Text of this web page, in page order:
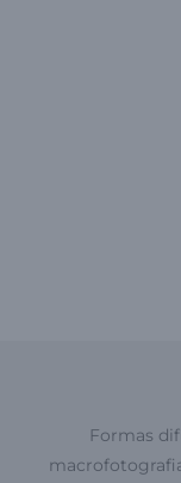
Formas